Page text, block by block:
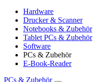
Hardware
Drucker & Scanner
Notebooks & Zubehör
Tablet PCs & Zubehör
Software
PCs & Zubehör
E-Book-Reader
PCs & Zubehör